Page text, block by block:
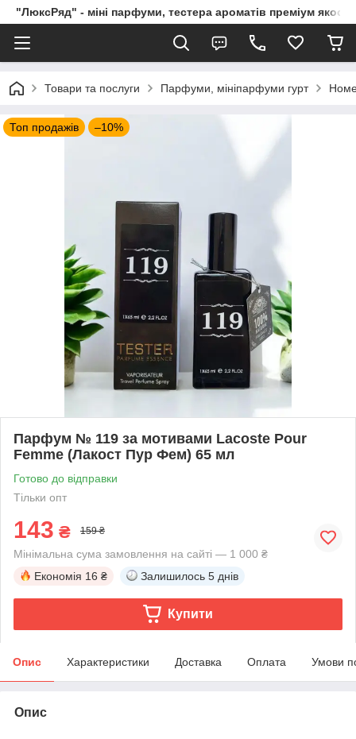
"ЛюксРяд" - міні парфуми, тестера ароматів преміум
Товари та послуги Парфуми, мініпарфуми гурт
Топ продажів –10%
Парфум № 119 за мотивами Lacoste Pour
Femme (Лакост Пур Фем) 65 мл
Готово до відправки
Тільки опт
143 ₴ 159 ₴
Мінімальна сума замовлення на сайті — 1 000 ₴
Економія 16 ₴ Залишилось 5 днів
Купити
Опис Характеристики Доставка Оплата Умови
Опис